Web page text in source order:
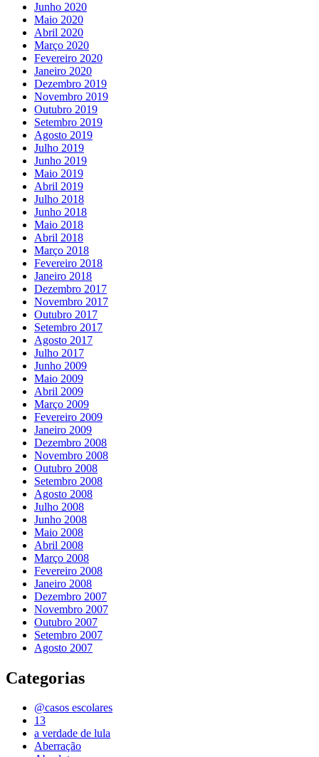
Junho 2020
Maio 2020
Abril 2020
Março 2020
Fevereiro 2020
Janeiro 2020
Dezembro 2019
Novembro 2019
Outubro 2019
Setembro 2019
Agosto 2019
Julho 2019
Junho 2019
Maio 2019
Abril 2019
Julho 2018
Junho 2018
Maio 2018
Abril 2018
Março 2018
Fevereiro 2018
Janeiro 2018
Dezembro 2017
Novembro 2017
Outubro 2017
Setembro 2017
Agosto 2017
Julho 2017
Junho 2009
Maio 2009
Abril 2009
Março 2009
Fevereiro 2009
Janeiro 2009
Dezembro 2008
Novembro 2008
Outubro 2008
Setembro 2008
Agosto 2008
Julho 2008
Junho 2008
Maio 2008
Abril 2008
Março 2008
Fevereiro 2008
Janeiro 2008
Dezembro 2007
Novembro 2007
Outubro 2007
Setembro 2007
Agosto 2007
Categorias
@casos escolares
13
a verdade de lula
Aberração